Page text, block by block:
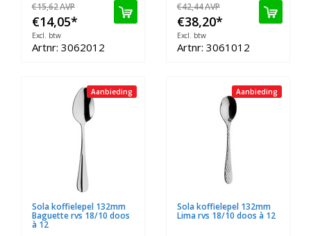
€15,62AVP
€14,05*
Excl. btw
Artnr: 3062012
€42,44AVP
€38,20*
Excl. btw
Artnr: 3061012
Aanbieding
Sola koffielepel 132mm
Baguette rvs 18/10 doos
à 12
Aanbieding
Sola koffielepel 132mm
Lima rvs 18/10 doos à 12